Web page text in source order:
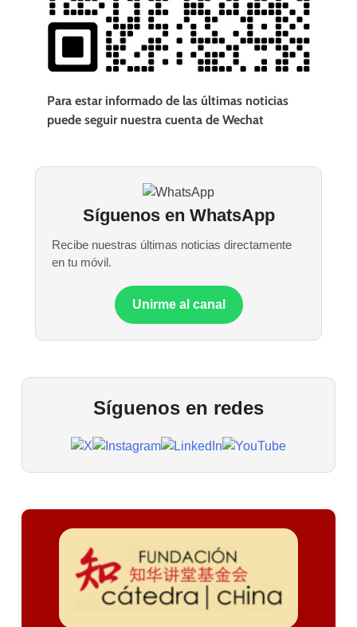
Para estar informado de las últimas noticias
puede seguir nuestra cuenta de Wechat
Síguenos en WhatsApp
Recibe nuestras últimas noticias directamente
en tu móvil.
Unirme al canal
Síguenos en redes